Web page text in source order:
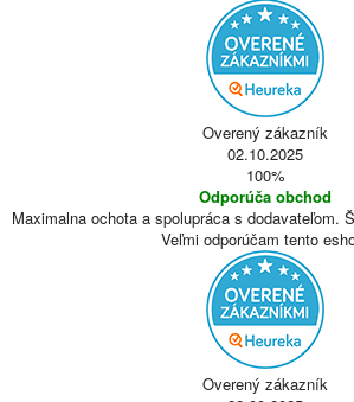
Overený zákazník
02.10.2025
100%
Odporúča obchod
Maximalna ochota a spolupráca s dodavateľom.
Veľmi odporúčam tento
Overený zákazník